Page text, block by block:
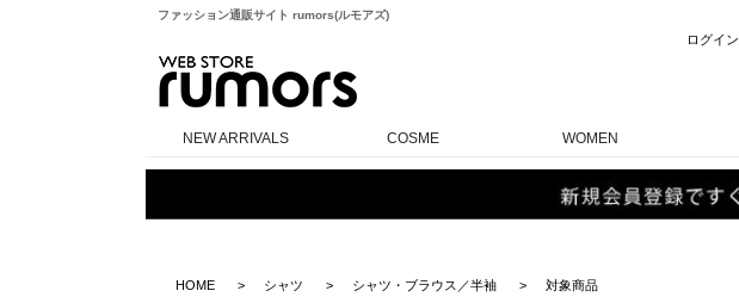
ファッション通販サイト rumors(ルモアズ)
ログイン
NEW ARRIVALS COSME WOMEN
HOME シャツ シャツ・ブラウス／半袖 対象商品